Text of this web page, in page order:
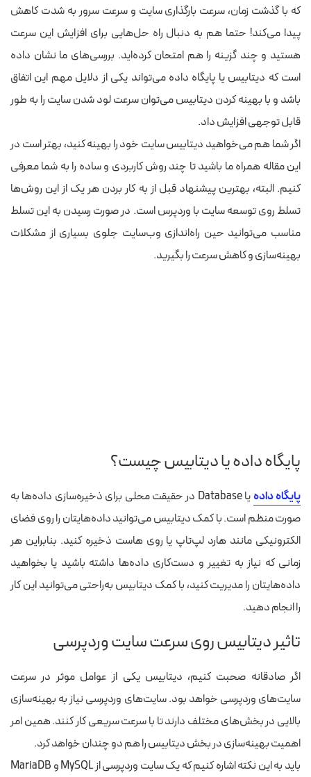
که با گذشت زمان، سرعت بارگذاری سایت و سرعت سرور به شدت کاهش
پیدا می‌کند! حتما هم به دنبال راه حل‌هایی برای افزایش این سرعت
هستید و چند گزینه را هم امتحان کرده‌اید. بررسی‌های ما نشان داده
است که دیتابیس یا پایگاه داده می‌تواند یکی از دلایل مهم این اتفاق
باشد و با بهینهکردن دیتابیس می‌توان سرعت لود شدن سایت را به طور
قابل توجهی افزایش داد.
اگر شما هم می‌خواهید دیتابیس سایت خود را بهینه کنید، بهتر است در
این مقاله همراه ما باشید تا چند روش کاربردی و ساده را به شما معرفی
کنیم. البته، بهترین پیشنهاد قبل از به کار بردن هر یک از این روش‌ها
تسلط روی توسعه سایت با وردپرس است. در صورت رسیدن به این تسلط
مناسب می‌توانید حین راه‌اندازی وب‌سایت جلوی بسیاری از مشکلات
بهینه‌سازی و کاهش سرعت را بگیرید.
پایگاه داده یا دیتابیس چیست؟
پایگاه داده
یا Database در حقیقت محلی برای ذخیره‌سازی داده‌ها به‌
صورت منظم است. با کمک دیتابیس می‌توانید داده‌هایتان را روی فضای
الکترونیکی مانند هارد لپ‌تاپ یا روی هاست ذخیره کنید. بنابراین هر
زمانی که نیاز به تغییر و دست‌کاری داده‌ها داشته باشید یا بخواهید
داده‌هایتان را مدیریت کنید، با کمک دیتابیس به‌راحتی می‌توانید این کار
را انجام دهید.
تاثیر دیتابیس روی سرعت سایت وردپرسی
اگر صادقانه صحبت کنیم، دیتابیس یکی از عوامل موثر در سرعت
سایت‌های وردپرسی خواهد بود. سایت‌های وردپرسی نیاز به بهینه‌سازی
بالایی در بخش‌های مختلف دارند تا با سرعت سریعی کار کنند. همین امر
اهمیت بهینه‌سازی در بخش دیتابیس را هم دو چندان خواهد کرد.
باید به این نکته اشاره کنیم که یک سایت وردپرسی از MySQL و MariaDB